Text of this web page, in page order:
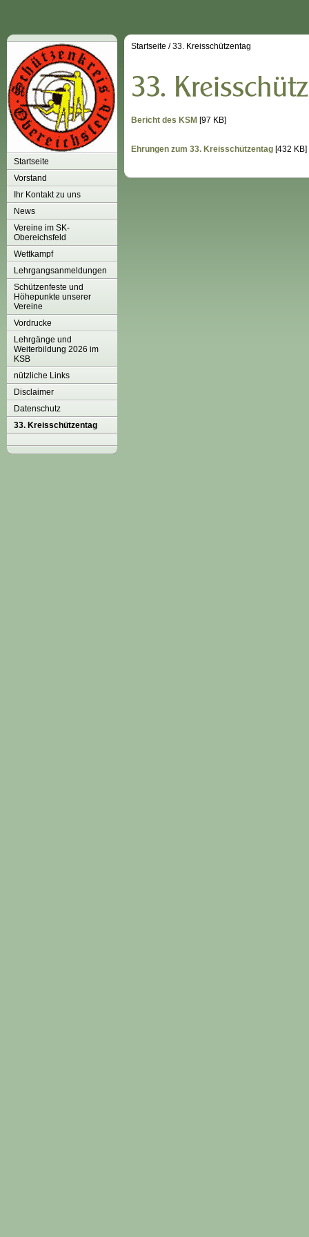
Startseite
Vorstand
Ihr Kontakt zu uns
News
Vereine im SK-
Obereichsfeld
Wettkampf
Lehrgangsanmeldungen
Schützenfeste und
Höhepunkte unserer
Vereine
Vordrucke
Lehrgänge und
Weiterbildung 2026 im
KSB
nützliche Links
Disclaimer
Datenschutz
33. Kreisschützentag
Startseite /33. Kreisschützentag
Bericht des KSM [97 KB]
Ehrungen zum 33. Kreisschützentag [432 KB]